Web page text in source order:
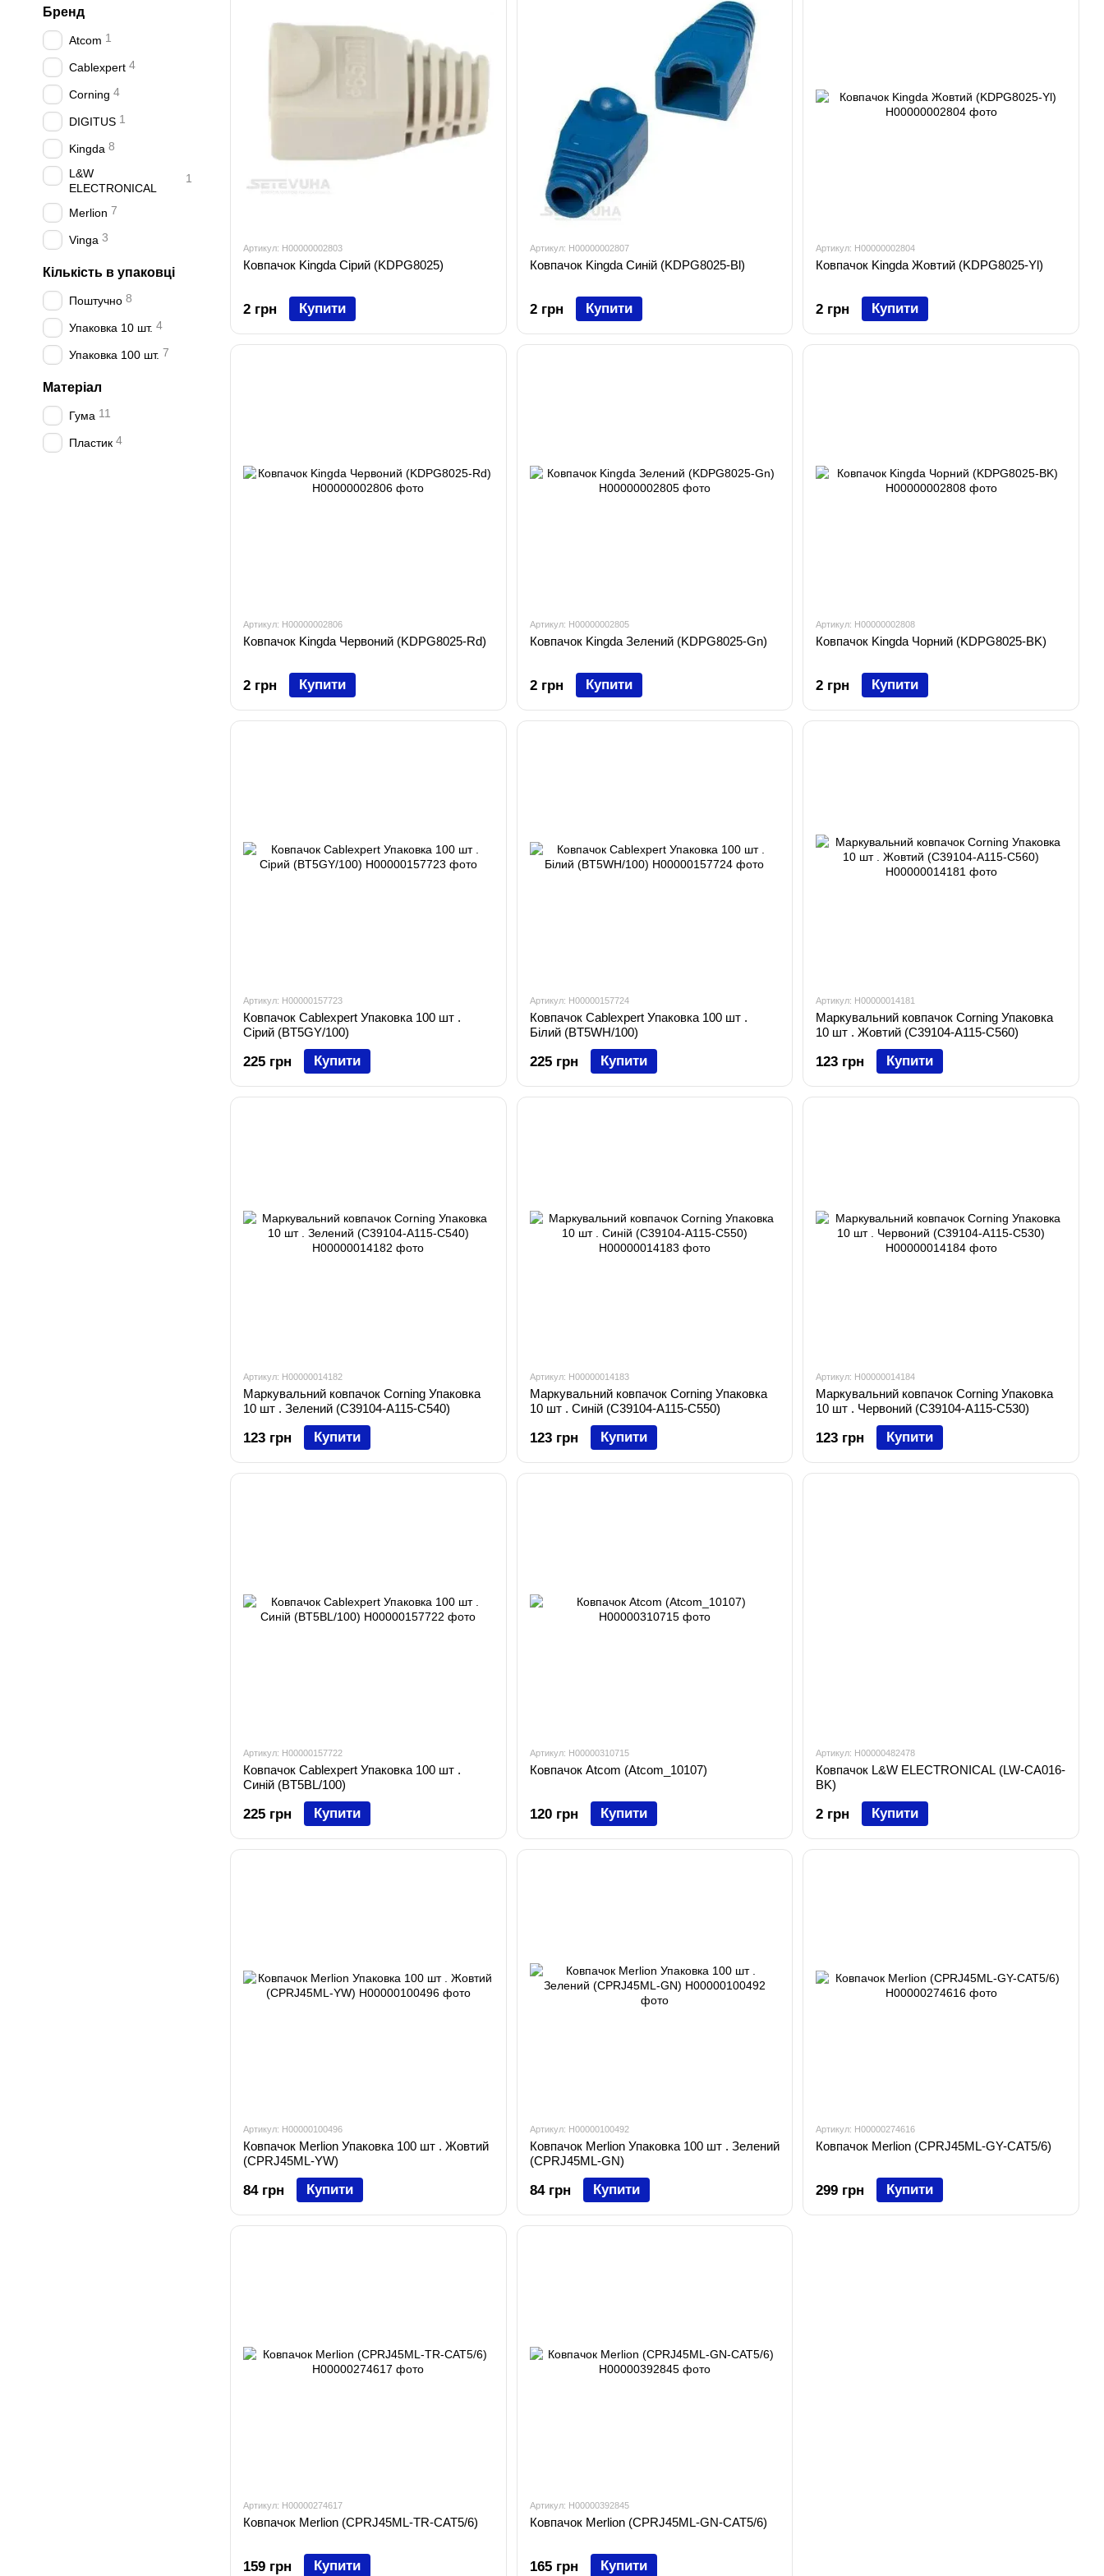
Артикул: H00000002803
Ковпачок Kingda Сірий (KDPG8025)
2 грн Купити
Артикул: H00000002807
Ковпачок Kingda Синій (KDPG8025-Bl)
2 грн Купити
Артикул: H00000002804
Ковпачок Kingda Жовтий (KDPG8025-Yl)
2 грн Купити
Артикул: H00000002806
Ковпачок Kingda Червоний (KDPG8025-Rd)
2 грн Купити
Артикул: H00000002805
Ковпачок Kingda Зелений (KDPG8025-Gn)
2 грн Купити
Артикул: H00000002808
Ковпачок Kingda Чорний (KDPG8025-BK)
2 грн Купити
Артикул: H00000157723
Ковпачок Cablexpert Упаковка 100 шт .
Сірий (BT5GY/100)
225 грн Купити
Артикул: H00000157724
Ковпачок Cablexpert Упаковка 100 шт .
Білий (BT5WH/100)
225 грн Купити
Артикул: H00000014181
Маркувальний ковпачок Corning Упаковка
10 шт . Жовтий (C39104-A115-C560)
123 грн Купити
Артикул: H00000014182
Маркувальний ковпачок Corning Упаковка
10 шт . Зелений (C39104-A115-C540)
123 грн Купити
Артикул: H00000014183
Маркувальний ковпачок Corning Упаковка
10 шт . Синій (C39104-A115-C550)
123 грн Купити
Артикул: H00000014184
Маркувальний ковпачок Corning Упаковка
10 шт . Червоний (C39104-A115-C530)
123 грн Купити
Артикул: H00000157722
Ковпачок Cablexpert Упаковка 100 шт .
Синій (BT5BL/100)
225 грн Купити
Артикул: H00000310715
Ковпачок Atcom (Atcom_10107)
120 грн Купити
Артикул: H00000482478
Ковпачок L&W ELECTRONICAL (LW-CA016-
BK)
2 грн Купити
Артикул: H00000100496
Ковпачок Merlion Упаковка 100 шт . Жовтий
(CPRJ45ML-YW)
84 грн Купити
Артикул: H00000100492
Ковпачок Merlion Упаковка 100 шт . Зелений
(CPRJ45ML-GN)
84 грн Купити
Артикул: H00000274616
Ковпачок Merlion (CPRJ45ML-GY-CAT5/6)
299 грн Купити
Артикул: H00000274617
Ковпачок Merlion (CPRJ45ML-TR-CAT5/6)
159 грн Купити
Артикул: H00000392845
Ковпачок Merlion (CPRJ45ML-GN-CAT5/6)
165 грн Купити
Бренд
Atcom 1
Cablexpert 4
Corning 4
DIGITUS 1
Kingda 8
L&W
ELECTRONICAL
1
Merlion 7
Vinga 3
Кількість в упаковці
Поштучно 8
Упаковка 10 шт. 4
Упаковка 100 шт. 7
Матеріал
Гума 11
Пластик 4